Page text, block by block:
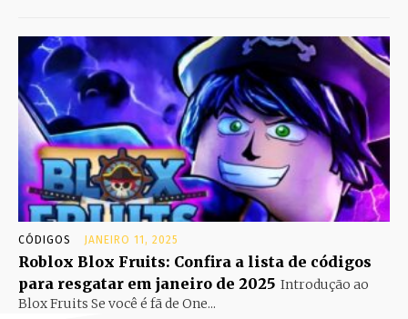
CÓDIGOS JANEIRO 11, 2025
Roblox Blox Fruits: Confira a lista de códigos
para resgatar em janeiro de 2025 Introdução ao
Blox Fruits Se você é fã de One...